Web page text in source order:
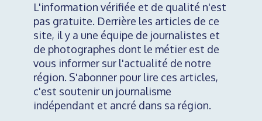
L'information vérifiée et de qualité n'est
pas gratuite. Derrière les articles de ce
site, il y a une équipe de journalistes et
de photographes dont le métier est de
vous informer sur l'actualité de notre
région. S'abonner pour lire ces articles,
c'est soutenir un journalisme
indépendant et ancré dans sa région.